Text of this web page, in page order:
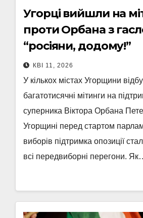
Угорці вийшли на
проти Орбана з
“росіяни, додому!”
КВІ 11, 2026
У кількох містах Угорщини
багатотисячні мітинги на
суперника Віктора Орбана
Угорщині перед стартом
виборів підтримка опозиції
всі передвиборні перегони.